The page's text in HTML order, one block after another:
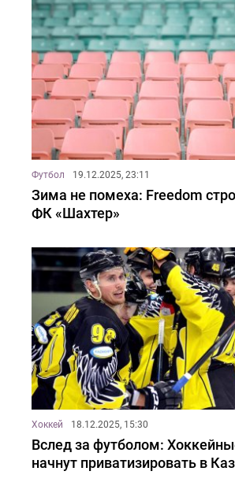
Футбол 19.12.2025, 23:11
Зима не помеха: Freedom
ФК «Шахтер»
Хоккей 18.12.2025, 15:30
Вслед за футболом:
начнут приватизировать в